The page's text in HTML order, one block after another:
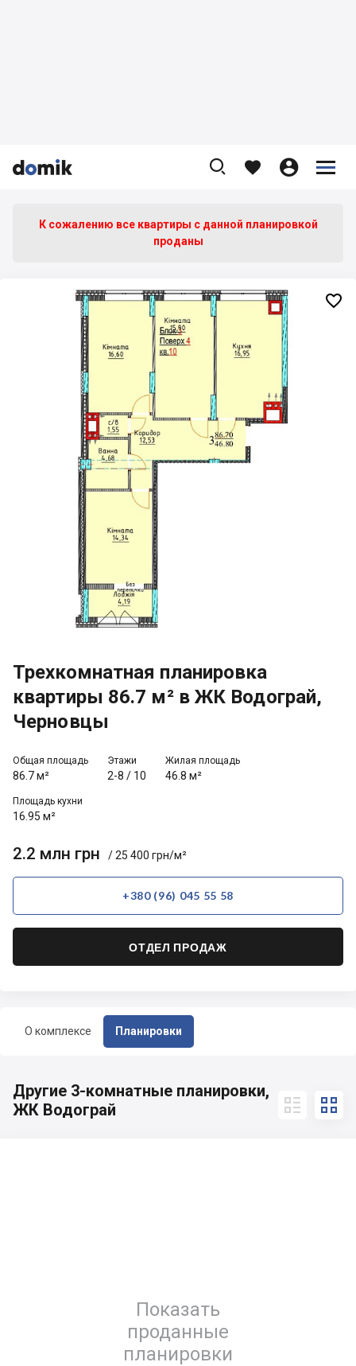


    


О комплексе Планировки
К сожалению все квартиры c данной планировкой
проданы
Трехкомнатная планировка
квартиры 86.7 м² в ЖК Водограй,
Черновцы
Общая площадь
86.7 м²
Этажи
2-8 / 10
Жилая площадь
46.8 м²
Площадь кухни
16.95 м²
2.2 млн грн / 25 400 грн/м²
+380 (96) 045 55 58
ОТДЕЛ ПРОДАЖ

Другие 3-комнатные планировки,
ЖК Водограй
 
Показать
проданные
планировки